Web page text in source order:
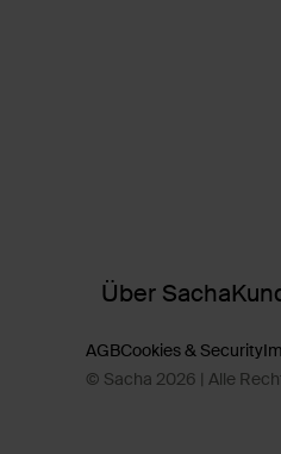
Über Sacha
AGBCookies & Security
© Sacha 2026 | Alle